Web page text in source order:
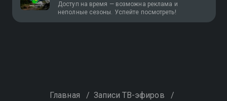
Доступ на время — возможна реклама и
неполные сезоны. Успейте посмотреть!
Главная / Записи ТВ-эфиров /